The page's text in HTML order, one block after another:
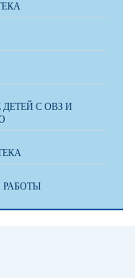
С ОВЗ И